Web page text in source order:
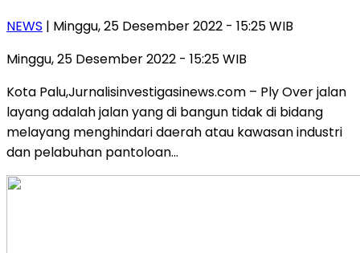
NEWS | Minggu, 25 Desember 2022 - 15:25 WIB
Minggu, 25 Desember 2022 - 15:25 WIB
Kota Palu,Jurnalisinvestigasinews.com – Ply Over jalan
layang adalah jalan yang di bangun tidak di bidang
melayang menghindari daerah atau kawasan industri
dan pelabuhan pantoloan…